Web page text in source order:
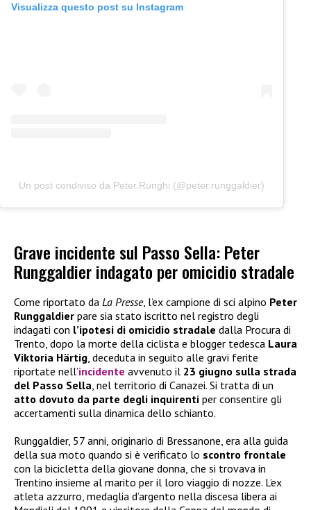
Visualizza questo post su Instagram
Un post condiviso da Peter.Runghi (@peter.runggaldier)
Grave incidente sul Passo Sella: Peter
Runggaldier indagato per omicidio stradale
Come riportato da La Presse, l’ex campione di sci alpino Peter
Runggaldier pare sia stato iscritto nel registro degli
indagati con l’ipotesi di omicidio stradale dalla Procura di
Trento, dopo la morte della ciclista e blogger tedesca Laura
Viktoria Härtig , deceduta in seguito alle gravi ferite
riportate nell’incidente avvenuto il 23 giugno sulla strada
del Passo Sella , nel territorio di Canazei. Si tratta di un
atto dovuto da parte degli inquirenti per consentire gli
accertamenti sulla dinamica dello schianto.
Runggaldier, 57 anni, originario di Bressanone, era alla guida
della sua moto quando si è verificato lo scontro frontale
con la bicicletta della giovane donna, che si trovava in
Trentino insieme al marito per il loro viaggio di nozze. L’ex
atleta azzurro, medaglia d’argento nella discesa libera ai